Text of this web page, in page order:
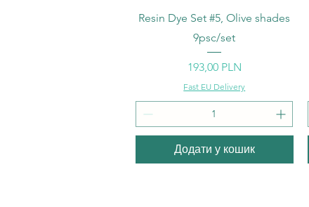
Швидкий перегляд
Resin Dye Set #5, Olive shades
9psc/set
Ціна
193,00 PLN
Fast EU Delivery
Додати у кошик